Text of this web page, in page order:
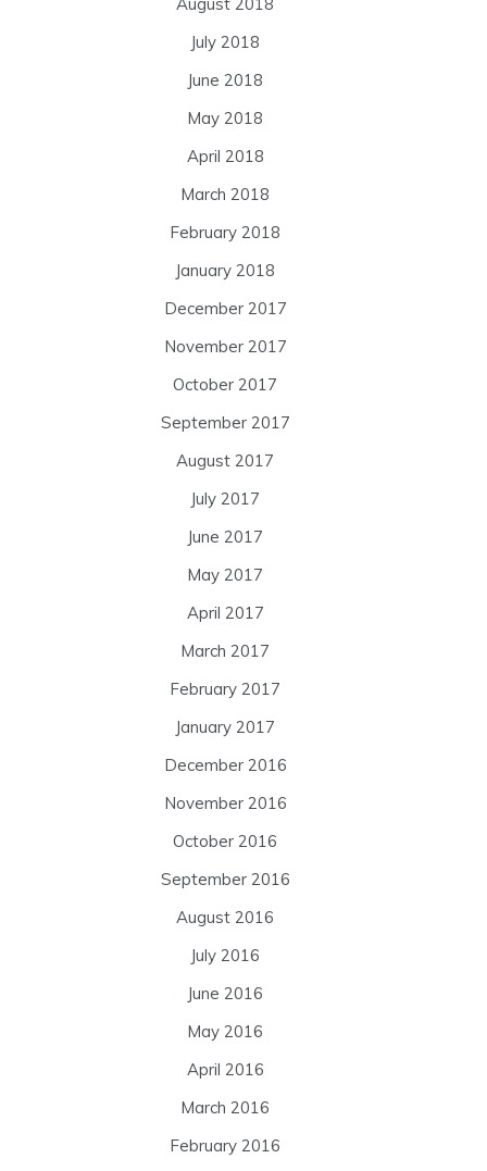
July 2018
June 2018
May 2018
April 2018
March 2018
February 2018
January 2018
December 2017
November 2017
October 2017
September 2017
August 2017
July 2017
June 2017
May 2017
April 2017
March 2017
February 2017
January 2017
December 2016
November 2016
October 2016
September 2016
August 2016
July 2016
June 2016
May 2016
April 2016
March 2016
February 2016